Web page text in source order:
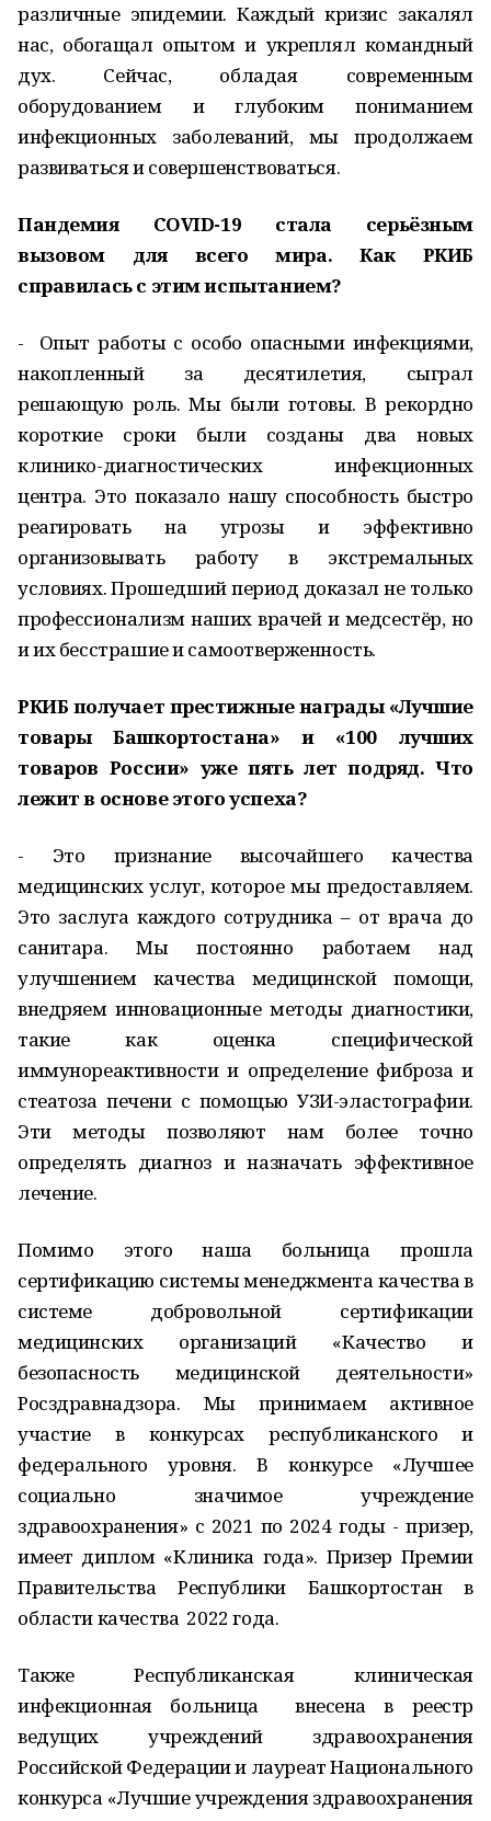
различные эпидемии. Каждый кризис закалял
нас, обогащал опытом и укреплял командный
дух. Сейчас, обладая современным
оборудованием и глубоким пониманием
инфекционных заболеваний, мы продолжаем
развиваться и совершенствоваться.
Пандемия COVID-19 стала серьёзным
вызовом для всего мира. Как РКИБ
справилась с этим испытанием?
- Опыт работы с особо опасными инфекциями,
накопленный за десятилетия, сыграл
решающую роль. Мы были готовы. В рекордно
короткие сроки были созданы два новых
клинико-диагностических инфекционных
центра. Это показало нашу способность быстро
реагировать на угрозы и эффективно
организовывать работу в экстремальных
условиях. Прошедший период доказал не только
профессионализм наших врачей и медсестёр, но
и их бесстрашие и самоотверженность.
РКИБ получает престижные награды «Лучшие
товары Башкортостана» и «100 лучших
товаров России» уже пять лет подряд. Что
лежит в основе этого успеха?
- Это признание высочайшего качества
медицинских услуг, которое мы предоставляем.
Это заслуга каждого сотрудника – от врача до
санитара. Мы постоянно работаем над
улучшением качества медицинской помощи,
внедряем инновационные методы диагностики,
такие как оценка специфической
иммунореактивности и определение фиброза и
стеатоза печени с помощью УЗИ-эластографии.
Эти методы позволяют нам более точно
определять диагноз и назначать эффективное
лечение.
Помимо этого наша больница прошла
сертификацию системы менеджмента качества в
системе добровольной сертификации
медицинских организаций «Качество и
безопасность медицинской деятельности»
Росздравнадзора. Мы принимаем активное
участие в конкурсах республиканского и
федерального уровня. В конкурсе «Лучшее
социально значимое учреждение
здравоохранения» с 2021 по 2024 годы - призер,
имеет диплом «Клиника года». Призер Премии
Правительства Республики Башкортостан в
области качества 2022 года.
Также Республиканская клиническая
инфекционная больница внесена в реестр
ведущих учреждений здравоохранения
Российской Федерации и лауреат Национального
конкурса «Лучшие учреждения здравоохранения